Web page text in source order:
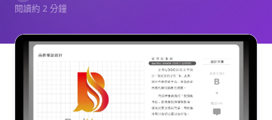
閱讀約 2 分鐘